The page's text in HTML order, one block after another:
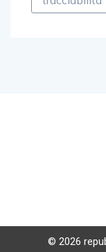
© 2026